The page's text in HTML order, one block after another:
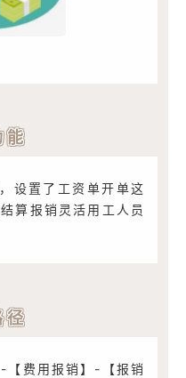
能
设置了工资单开单这
算报销灵活用工人员
径
【费用报销】-【报销